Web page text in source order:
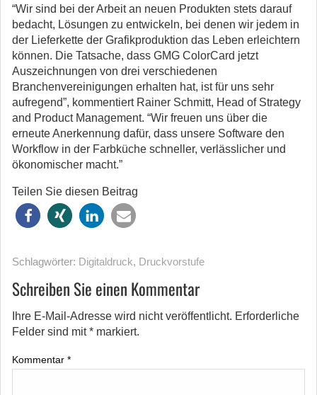
“Wir sind bei der Arbeit an neuen Produkten stets darauf
bedacht, Lösungen zu entwickeln, bei denen wir jedem in
der Lieferkette der Grafikproduktion das Leben erleichtern
können. Die Tatsache, dass GMG ColorCard jetzt
Auszeichnungen von drei verschiedenen
Branchenvereinigungen erhalten hat, ist für uns sehr
aufregend”, kommentiert Rainer Schmitt, Head of Strategy
and Product Management. “Wir freuen uns über die
erneute Anerkennung dafür, dass unsere Software den
Workflow in der Farbküche schneller, verlässlicher und
ökonomischer macht.”
Teilen Sie diesen Beitrag
Schlagwörter: Digitaldruck, Druckvorstufe
Schreiben Sie einen Kommentar
Ihre E-Mail-Adresse wird nicht veröffentlicht. Erforderliche
Felder sind mit* markiert.
Kommentar *